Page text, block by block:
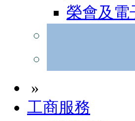
榮會及電
»
工商服務